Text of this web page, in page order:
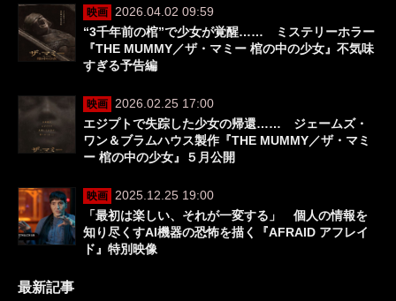
映画
2026.04.02 09:59
“3千年前の棺”で少女が覚醒…… ミステリーホラー
『THE MUMMY／ザ・マミー 棺の中の少女』不気味
すぎる予告編
映画
2026.02.25 17:00
エジプトで失踪した少女の帰還…… ジェームズ・
ワン＆ブラムハウス製作『THE MUMMY／ザ・マミ
ー 棺の中の少女』５月公開
映画
2025.12.25 19:00
「最初は楽しい、それが一変する」 個人の情報を
知り尽くすAI機器の恐怖を描く『AFRAID アフレイ
ド』特別映像
最新記事